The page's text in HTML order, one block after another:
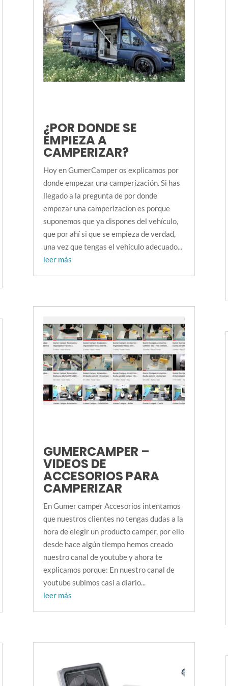
¿POR DONDE SE
EMPIEZA A
CAMPERIZAR?
Hoy en GumerCamper os explicamos por
donde empezar una camperización. Si has
llegado a la pregunta de por donde
empezar una camperizacíon es porque
suponemos que ya dispones del vehículo,
que por ahí si que se empieza de verdad,
una vez que tengas el vehículo adecuado...
leer más
GUMERCAMPER –
VIDEOS DE
ACCESORIOS PARA
CAMPERIZAR
En Gumer camper Accesorios intentamos
que nuestros clientes no tengas dudas a la
hora de elegir un producto camper, por ello
desde hace algún tiempo hemos creado
nuestro canal de youtube y ahora te
explicamos porque: En nuestro canal de
youtube subimos casi a diario...
leer más